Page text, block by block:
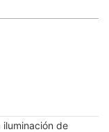
iluminación de